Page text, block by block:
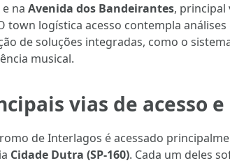
e na Avenida dos Bandeirantes, principal
town logística acesso contempla
de soluções integradas, como o
musical.
vias de acesso
de Interlagos é acessado
Cidade Dutra (SP-160). Cada um deles